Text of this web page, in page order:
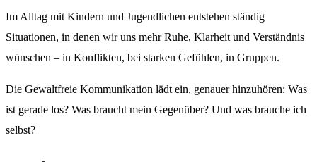
Im Alltag mit Kindern und Jugendlichen entstehen ständig
Situationen, in denen wir uns mehr Ruhe, Klarheit und Verständnis
wünschen – in Konflikten, bei starken Gefühlen, in Gruppen.
Die Gewaltfreie Kommunikation lädt ein, genauer hinzuhören: Was
ist gerade los? Was braucht mein Gegenüber? Und was brauche ich
selbst?